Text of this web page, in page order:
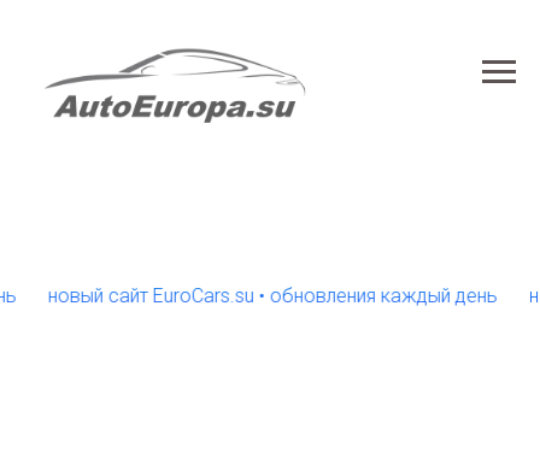
новый сайт EuroCars.su • обновления каждый день